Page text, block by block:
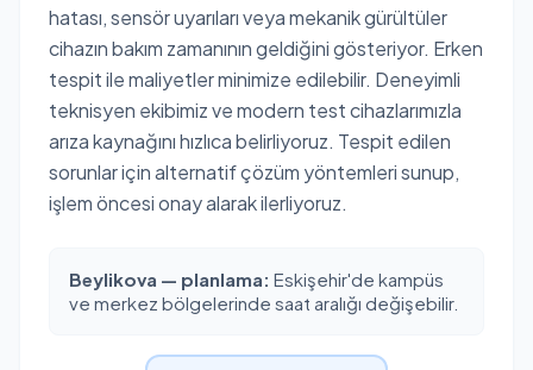
hatası, sensör uyarıları veya mekanik gürültüler
cihazın bakım zamanının geldiğini gösteriyor. Erken
tespit ile maliyetler minimize edilebilir. Deneyimli
teknisyen ekibimiz ve modern test cihazlarımızla
arıza kaynağını hızlıca belirliyoruz. Tespit edilen
sorunlar için alternatif çözüm yöntemleri sunup,
işlem öncesi onay alarak ilerliyoruz.
Beylikova — planlama: Eskişehir'de kampüs
ve merkez bölgelerinde saat aralığı değişebilir.